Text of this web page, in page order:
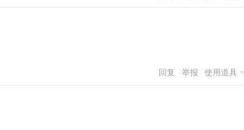
举报 使用道具
回复